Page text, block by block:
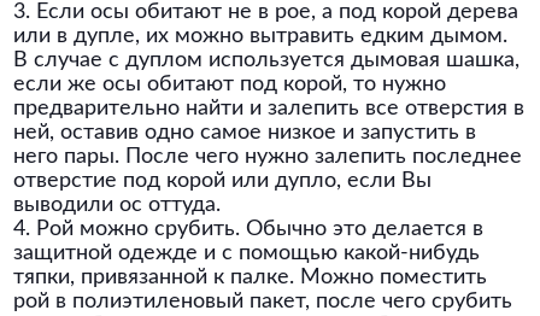
3. Если осы обитают не в рое, а под корой дерева
или в дупле, их можно вытравить едким дымом.
В случае с дуплом используется дымовая шашка,
если же осы обитают под корой, то нужно
предварительно найти и залепить все отверстия в
ней, оставив одно самое низкое и запустить в
него пары. После чего нужно залепить последнее
отверстие под корой или дупло, если Вы
выводили ос оттуда.
4. Рой можно срубить. Обычно это делается в
защитной одежде и с помощью какой-нибудь
тяпки, привязанной к палке. Можно поместить
рой в полиэтиленовый пакет, после чего срубить